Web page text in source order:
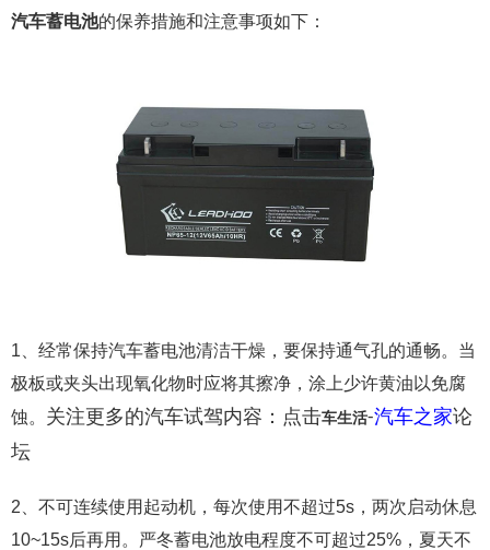
汽车蓄电池的保养措施和注意事项如下：
1、经常保持汽车蓄电池清洁干燥，要保持通气孔的通畅。当
极板或夹头出现氧化物时应将其擦净，涂上少许黄油以免腐
蚀。 关注更多的汽车试驾内容：点击车生活-汽车之家论
坛
2、 不可连续使用起动机，每次使用不超过5s，两次启动休息
10~15s后再用。严冬蓄电池放电程度不可超过25%，夏天不